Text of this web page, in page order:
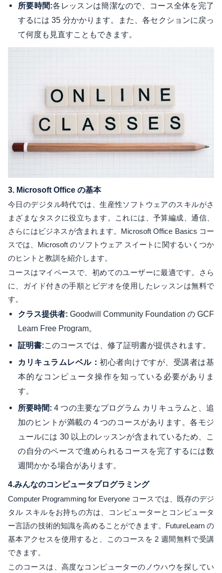
所要時間:各レッスンは簡潔なので、コース全体を完了
するには 35 分かかります。また、各セクションに戻っ
て何度も見直すこともできます。
3. Microsoft Office の基本
今日のデジタル時代では、生産性ソフトウェアのスキルがさ
まざまなタスクに役立ちます。これには、予算編成、通信、
さらにはビジネスが含まれます。Microsoft Office Basics コー
スでは、Microsoft のソフトウェア スイートに関するいくつか
のヒントと教訓を紹介します。
コースはマイペースで、初めてのユーザーに最適です。さら
に、ガイド付きの手順とビデオを使用したレッスンは無料で
す。
クラス提供者: Goodwill Community Foundation の GCF
Learn Free Program。
証明書:このコースでは、修了証明書が提供されます。
カリキュラムレベル：初心者向けですが、受講者は基
本的なコンピュータ操作を知っている必要がありま
す。
所要時間: 4 つの主要なプログラム カリキュラムと、追
加のヒントが満載の 4 つのコースがあります。各モジ
ュールには 30 以上のレッスンが含まれているため、こ
の自分のペースで進められるコースを完了するには数
週間かかる場合があります。
4.みんなのコンピュータプログラミング
Computer Programming for Everyone コースでは、既存のデジ
タル スキルをお持ちの方は、コンピューターとコンピュータ
ー言語の技術的知識を高めることができます。FutureLearn の
基本アクセスを使用すると、このコースを 2 週間無料で受講
できます。
このコースは、高度なコンピューターのノウハウを探してい